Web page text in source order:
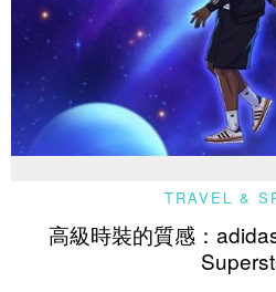
TRAVEL &
高級時裝的質感：